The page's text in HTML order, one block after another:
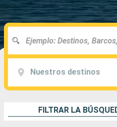
Nuestros destinos
FILTRAR LA